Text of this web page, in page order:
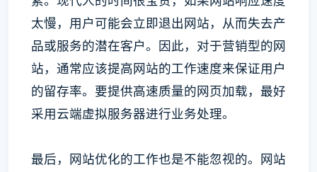
太慢，用户可能会立即退出网站，从而失去产
品或服务的潜在客户。因此，对于营销型的网
站，通常应该提高网站的工作速度来保证用户
的留存率。要提供高速质量的网页加载，最好
采用云端虚拟服务器进行业务处理。
最后，网站优化的工作也是不能忽视的。网站